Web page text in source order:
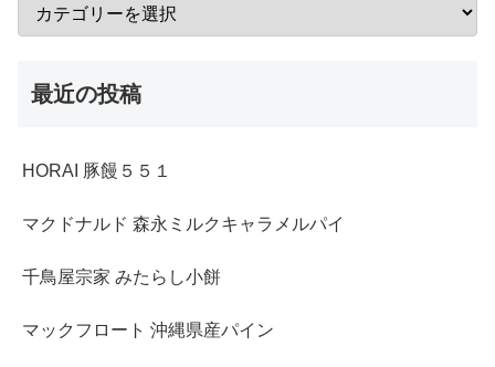
最近の投稿
HORAI 豚饅５５１
マクドナルド 森永ミルクキャラメルパイ
千鳥屋宗家 みたらし小餅
マックフロート 沖縄県産パイン